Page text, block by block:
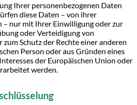
Ihrer personenbezogenen Daten
diese Daten – von ihrer
– nur mit Ihrer Einwilligung oder zur
oder Verteidigung von
Schutz der Rechte einer anderen
Person oder aus Gründen eines
der Europäischen Union oder
werden.